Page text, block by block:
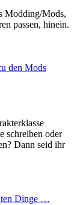
Modding/Mods,
passen, hinein.
den Mods
schreiben oder
Dann seid ihr
Dinge …